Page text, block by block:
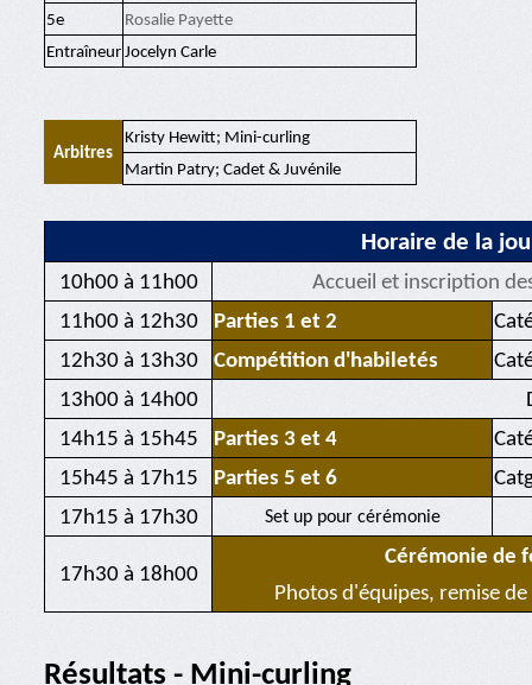
5e
Rosalie Payette
Entraîneur Jocelyn Carle
Arbitres
Kristy Hewitt; Mini-curling
Martin Patry; Cadet & Juvénile
Horaire de la
10h00 à 11h00
Accueil et inscription
11h00 à 12h30
Parties 1 et 2
12h30 à 13h30
Compétition d'habiletés
13h00 à 14h00
14h15 à 15h45
Parties 3 et 4
15h45 à 17h15
Parties 5 et 6
17h15 à 17h30
Set up pour cérémonie
17h30 à 18h00
Cérémonie de
Photos d'équipes, remise
Résultats - Mini-curling